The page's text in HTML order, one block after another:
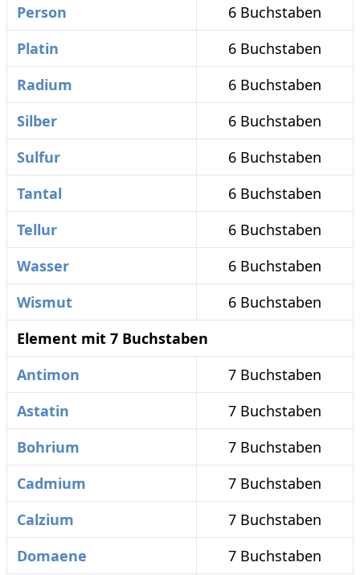
Person
6 Buchstaben
Platin
6 Buchstaben
Radium
6 Buchstaben
Silber
6 Buchstaben
Sulfur
6 Buchstaben
Tantal
6 Buchstaben
Tellur
6 Buchstaben
Wasser
6 Buchstaben
Wismut
6 Buchstaben
Element mit 7 Buchstaben
Antimon
7 Buchstaben
Astatin
7 Buchstaben
Bohrium
7 Buchstaben
Cadmium
7 Buchstaben
Calzium
7 Buchstaben
Domaene
7 Buchstaben